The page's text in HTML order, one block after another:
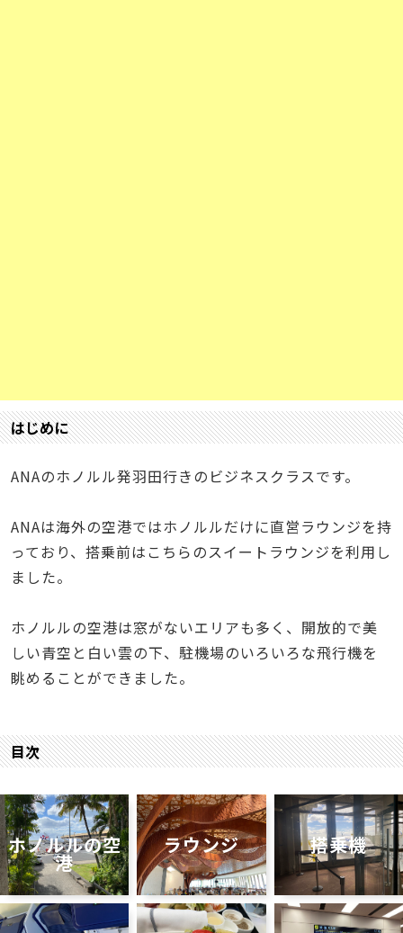
はじめに
ANAのホノルル発羽田行きのビジネスクラスです。
ANAは海外の空港ではホノルルだけに直営ラウンジを持
っており、搭乗前はこちらのスイートラウンジを利用し
ました。
ホノルルの空港は窓がないエリアも多く、開放的で美
しい青空と白い雲の下、駐機場のいろいろな飛行機を
眺めることができました。
目次
ホノルルの空
港
ラウンジ 搭乗機